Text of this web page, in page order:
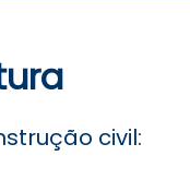
civil: